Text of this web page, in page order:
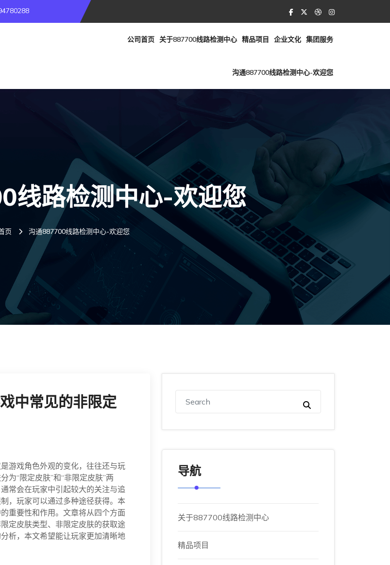
公司首页 关于887700线路检测中心 精品项目 企业文化 集团服务
沟通887700线路检测中心-欢迎您
线路检测中心-欢迎您
页 沟通887700线路检测中心-欢迎您
中常见的非限定
游戏角色外观的变化，往往还与玩
为“限定皮肤”和“非限定皮肤”两
常会在玩家中引起较大的关注与追
，玩家可以通过多种途径获得。本
重要性和作用。文章将从四个方面
定皮肤类型、非限定皮肤的获取途
析，本文希望能让玩家更加清晰地
导航
关于887700线路检测中心
精品项目